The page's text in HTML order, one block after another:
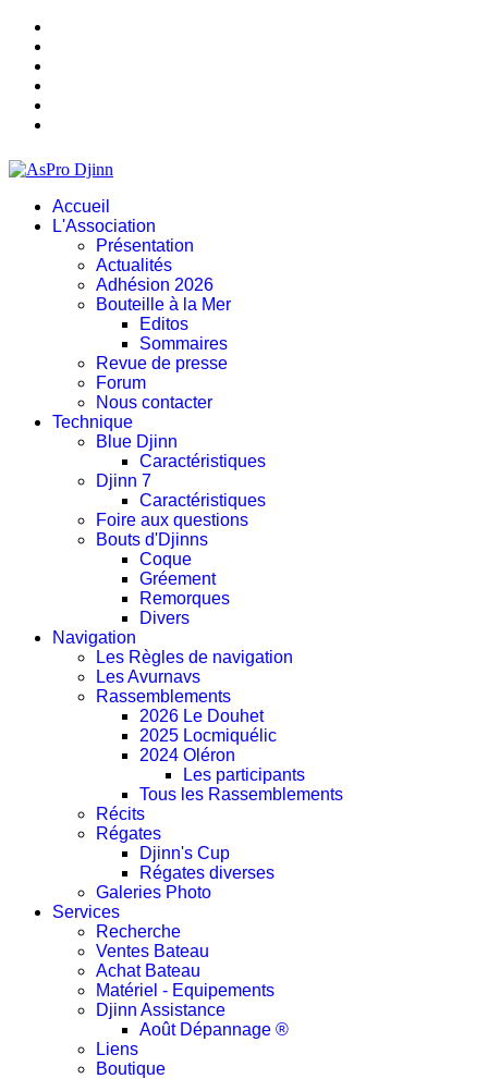
Accueil
L'Association
Présentation
Actualités
Adhésion 2026
Bouteille à la Mer
Editos
Sommaires
Revue de presse
Forum
Nous contacter
Technique
Blue Djinn
Caractéristiques
Djinn 7
Caractéristiques
Foire aux questions
Bouts d'Djinns
Coque
Gréement
Remorques
Divers
Navigation
Les Règles de navigation
Les Avurnavs
Rassemblements
2026 Le Douhet
2025 Locmiquélic
2024 Oléron
Les participants
Tous les Rassemblements
Récits
Régates
Djinn's Cup
Régates diverses
Galeries Photo
Services
Recherche
Ventes Bateau
Achat Bateau
Matériel - Equipements
Djinn Assistance
Août Dépannage ®
Liens
Boutique